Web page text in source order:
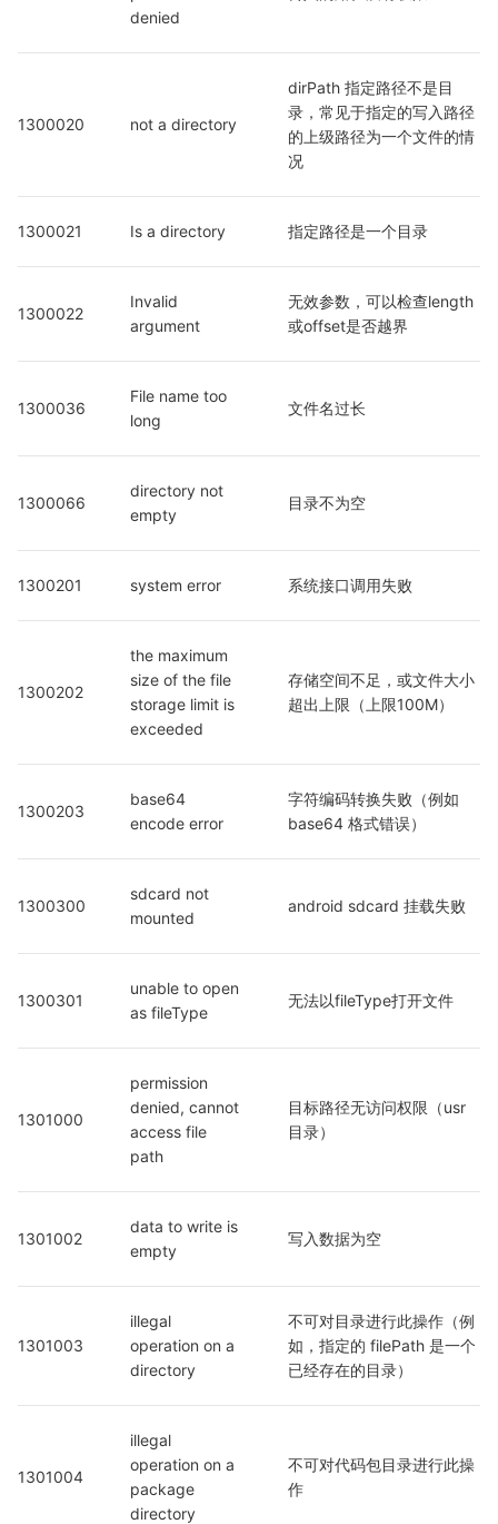
denied
1300020 not a directory
dirPath 指定路径不是目
录，常见于指定的写入路径
的上级路径为一个文件的情
况
1300021 Is a directory 指定路径是一个目录
1300022
Invalid
argument
无效参数，可以检查length
或offset是否越界
1300036
File name too
long
文件名过长
1300066
directory not
empty
目录不为空
1300201 system error 系统接口调用失败
1300202
the maximum
size of the file
storage limit is
exceeded
存储空间不足，或文件大小
超出上限（上限100M）
1300203
base64
encode error
字符编码转换失败（例如
base64 格式错误）
1300300
sdcard not
mounted
android sdcard 挂载失败
1300301
unable to open
as fileType
无法以fileType打开文件
1301000
permission
denied, cannot
access file
path
目标路径无访问权限（usr
目录）
1301002
data to write is
empty
写入数据为空
1301003
illegal
operation on a
directory
不可对目录进行此操作（例
如，指定的 filePath 是一个
已经存在的目录）
1301004
illegal
operation on a
package
directory
不可对代码包目录进行此操
作